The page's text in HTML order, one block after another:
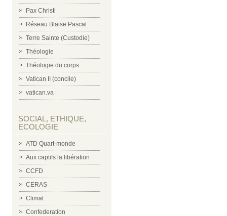
Pax Christi
Réseau Blaise Pascal
Terre Sainte (Custodie)
Théologie
Théologie du corps
Vatican II (concile)
vatican.va
SOCIAL, ETHIQUE,
ECOLOGIE
ATD Quart-monde
Aux captifs la libération
CCFD
CERAS
Climat
Confederation